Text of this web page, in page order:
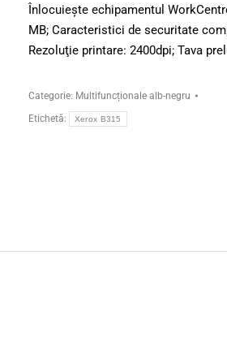
Înlocuieşte echipamentul
MB; Caracteristici de securitate
Rezoluţie printare: 2400dpi; Tava
Categorie: Multifuncționale alb-negru
Etichetă:
Xerox B315